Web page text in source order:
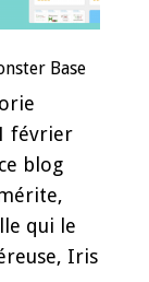
Base
février
blog
qui le
Iris